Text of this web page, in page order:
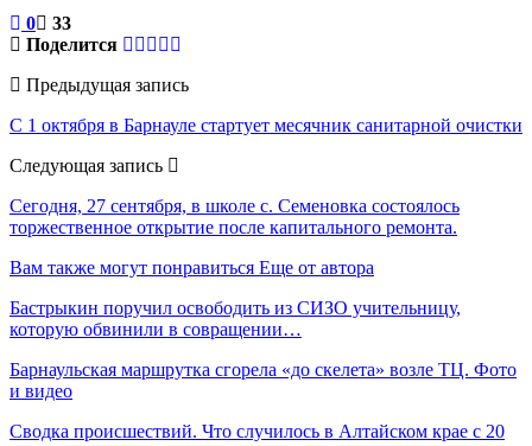
0
33
Поделится
Предыдущая запись
С 1 октября в Барнауле стартует месячник санитарной очистки
Следующая запись
Сегодня, 27 сентября, в школе с. Семеновка состоялось
торжественное открытие после капитального ремонта.
Вам также могут понравиться Еще от автора
Бастрыкин поручил освободить из СИЗО учительницу,
которую обвинили в совращении…
Барнаульская маршрутка сгорела «до скелета» возле ТЦ. Фото
и видео
Сводка происшествий. Что случилось в Алтайском крае с 20